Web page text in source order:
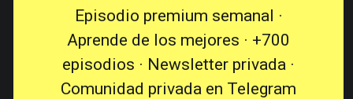
Episodio premium semanal ·
Aprende de los mejores · +700
episodios · Newsletter privada ·
Comunidad privada en Telegram